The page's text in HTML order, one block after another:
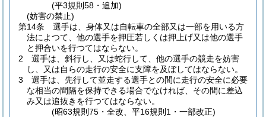
(平3規則58・追加)
(妨害の禁止)
第14条
選手は、身体又は自転車の全部又は一部を用いる方
法によつて、他の選手を押圧若しくは押上げ又は他の選手
と押合いを行つてはならない。
2
選手は、斜行し、又は蛇行して、他の選手の競走を妨害
し、又は自らの走行の安全に支障を及ぼしてはならない。
3
選手は、先行して並走する選手との間に走行の安全に必要
な相当の間隔を保持できる場合でなければ、その間に差込
み又は追抜きを行つてはならない。
(昭63規則75・全改、平16規則1・一部改正)